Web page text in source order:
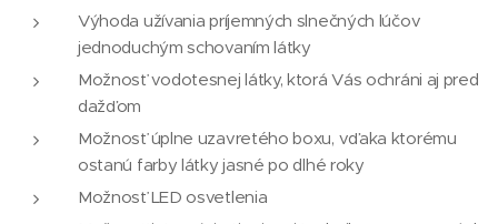
Výhoda užívania príjemných slnečných lúčov
jednoduchým schovaním látky
Možnosť vodotesnej látky, ktorá Vás ochráni aj pred
dažďom
Možnosť úplne uzavretého boxu, vďaka ktorému
ostanú farby látky jasné po dlhé roky
Možnosť LED osvetlenia